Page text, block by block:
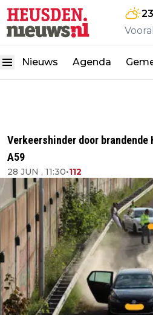
23
Nieuws Agenda
Verkeershinder door brandende
A59
28 JUN , 11:30•112